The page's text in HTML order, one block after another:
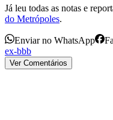
Já leu todas as notas e
do Metrópoles.
Enviar no WhatsApp
ex-bbb
Ver Comentários